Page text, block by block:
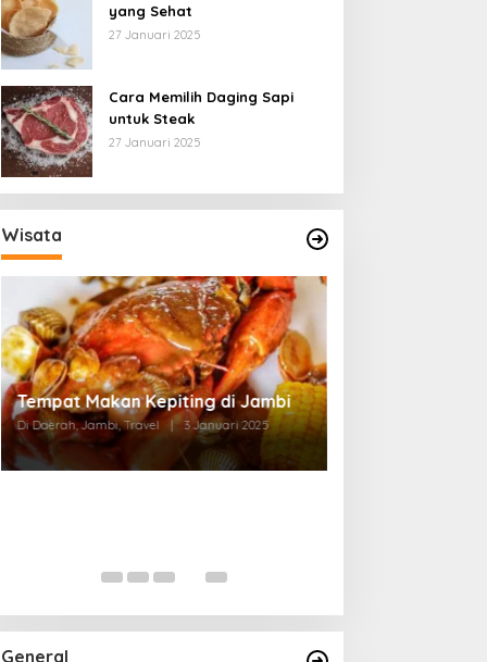
yang Sehat
27 Januari 2025
Cara Memilih Daging Sapi
untuk Steak
27 Januari 2025
Wisata
Tempat Makan di Thehok Jambi
Di Daerah, Jambi, Travel | 3 Januari 2025
General